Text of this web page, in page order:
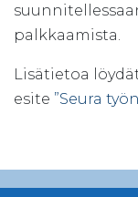
palkkaamista.
Lisätietoa
esite ”Seura